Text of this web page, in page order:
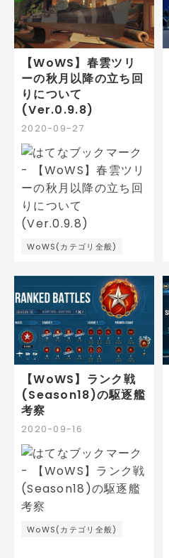
2020-09-27
【WoWS】春雲ツリ
ーの秋月以降の立ち回
りについて
(Ver.0.9.8)
WoWS(カテゴリ全般)
2020-09-16
【WoWS】ランク戦
(Season18)の駆逐艦
考察
WoWS(カテゴリ全般)